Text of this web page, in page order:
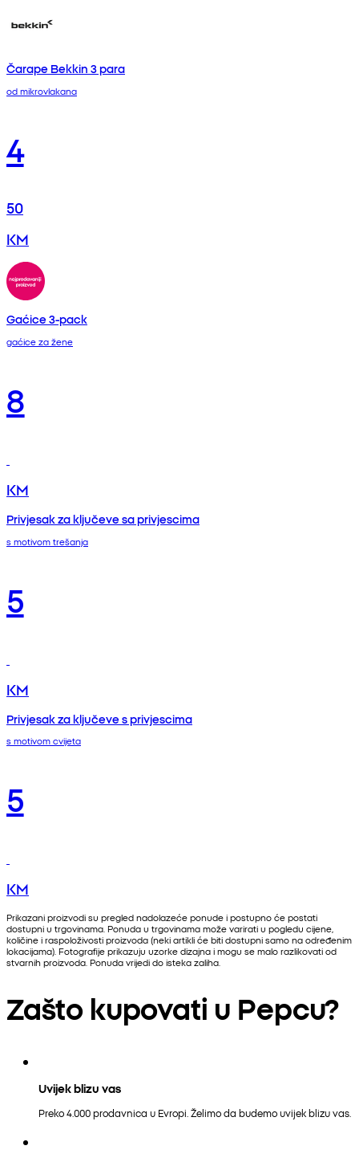
Čarape Bekkin 3 para
od mikrovlakana
4
50
KM
Gaćice 3-pack
gaćice za žene
8
KM
Privjesak za ključeve sa privjescima
s motivom trešanja
5
KM
Privjesak za ključeve s privjescima
s motivom cvijeta
5
KM
Prikazani proizvodi su pregled nadolazeće ponude i postupno će postati
dostupni u trgovinama. Ponuda u trgovinama može varirati u pogledu cijene,
količine i raspoloživosti proizvoda (neki artikli će biti dostupni samo na određenim
lokacijama). Fotografije prikazuju uzorke dizajna i mogu se malo razlikovati od
stvarnih proizvoda. Ponuda vrijedi do isteka zaliha.
Zašto kupovati u Pepcu?
Uvijek blizu vas
Preko 4.000 prodavnica u Evropi. Želimo da budemo uvijek blizu vas.